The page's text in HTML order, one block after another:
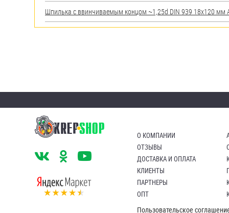
Шпилька c ввинчиваемым концом ~1,25d DIN 939 18х120 мм
О КОМПАНИИ
ОТЗЫВЫ
ДОСТАВКА И ОПЛАТА
КЛИЕНТЫ
ПАРТНЕРЫ
ОПТ
Пользовательское